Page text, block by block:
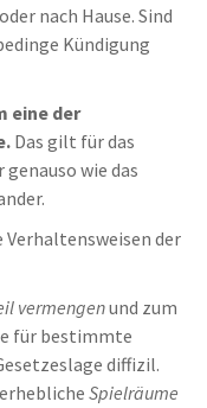
nach Hause. Sind
Kündigung
eine der
Das gilt für das
wie das
der
vermengenund zum
für bestimmte
diffizil.
Spielräume